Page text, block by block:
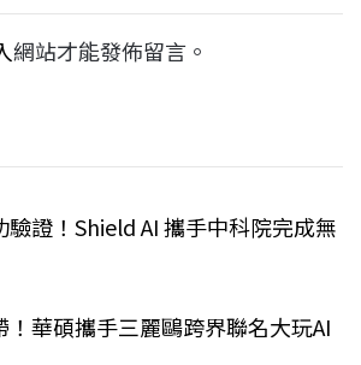
網站才能發佈留言。
驗證！Shield AI 攜手中科院完成無
華碩攜手三麗鷗跨界聯名大玩AI